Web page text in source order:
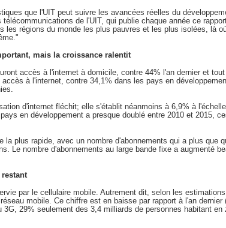
que l'UIT peut suivre les avancées réelles du
de l'UIT, qui publie chaque année ce
les régions du monde les plus pauvres et les plus isolées, là
mais la croissance ralentit
accès à l'internet à domicile, contre 44% l'an dernier et
à l'internet, contre 34,1% dans les pays en
d'internet fléchit; elle s'établit néanmoins à 6,9% à
en développement a presque doublé entre 2010 et 2015,
plus rapide, avec un nombre d'abonnements qui a plus que
Le nombre d'abonnements au large bande fixe a augmenté
par le cellulaire mobile. Autrement dit, selon les
mobile. Ce chiffre est en baisse par rapport à l'an
29% seulement des 3,4 milliards de personnes habitant